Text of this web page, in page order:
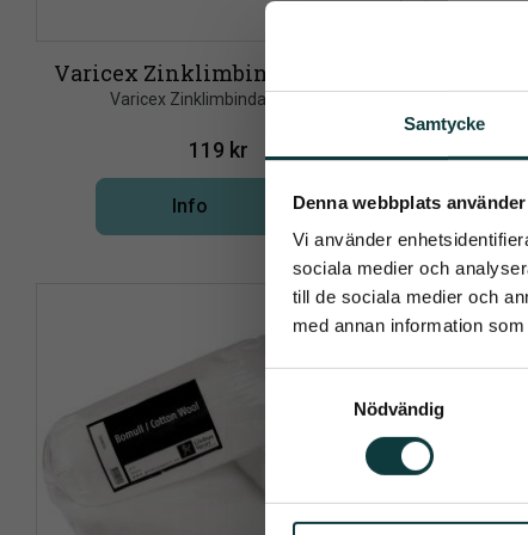
Samtycke
Denna webbplats
Vi använder
sociala medier och
till de sociala medier och
med annan information
Nödvändig
Varicex Zinklimbinda elastisk
Varicex Zinklimbinda elastisk
119 kr
Lägg till i önskelista
Info
En 0.9%
lämplig
Det
Dina